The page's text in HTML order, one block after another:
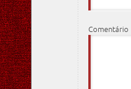
Comentário